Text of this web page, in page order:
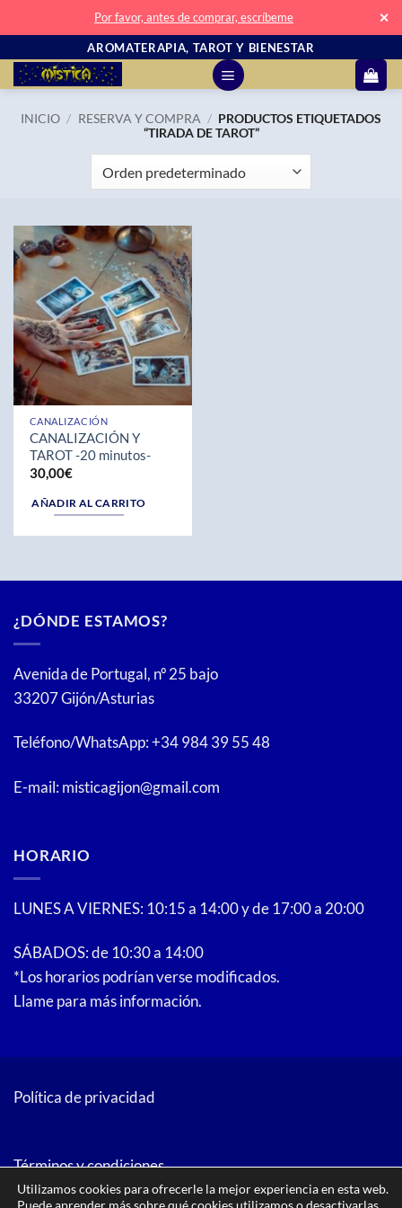
Por favor, antes de comprar, escríbeme ✕
contenido
AROMATERAPIA, TAROT Y BIENESTAR
INICIO / RESERVA Y COMPRA / PRODUCTOS ETIQUETADOS
“TIRADA DE TAROT”
CANALIZACIÓN
CANALIZACIÓN Y
TAROT -20 minutos-
30,00€
AÑADIR AL CARRITO
¿DÓNDE ESTAMOS?
Avenida de Portugal, nº 25 bajo
33207 Gijón/Asturias
Teléfono/WhatsApp: +34 984 39 55 48
E-mail: misticagijon@gmail.com
HORARIO
LUNES A VIERNES: 10:15 a 14:00 y de 17:00 a 20:00
SÁBADOS: de 10:30 a 14:00
*Los horarios podrían verse modificados.
Llame para más información.
Política de privacidad
Términos y condiciones
Utilizamos cookies para ofrecerle la mejor experiencia en esta web.
Puede aprender más sobre qué cookies utilizamos o desactivarlas